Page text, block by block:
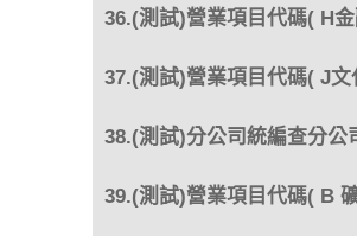
36.(測試)營業項目代碼( H
37.(測試)營業項目代碼( J
38.(測試)分公司統編查分公
39.(測試)營業項目代碼( B